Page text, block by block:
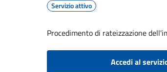
Servizio attivo
Procedimento di rateizzazione
Accedi al